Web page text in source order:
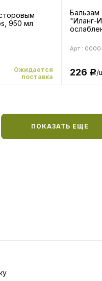
950 мл
Ожидается
поставка
"Иланг-
Арт.:
226 Р/
ПОКАЗАТЬ ЕЩЕ